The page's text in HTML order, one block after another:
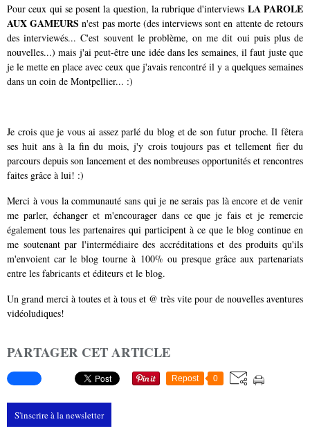
Pour ceux qui se posent la question, la rubrique d'interviews LA PAROLE
AUX GAMEURS n'est pas morte (des interviews sont en attente de retours
des interviewés... C'est souvent le problème, on me dit oui puis plus de
nouvelles...) mais j'ai peut-être une idée dans les semaines, il faut juste que
je le mette en place avec ceux que j'avais rencontré il y a quelques semaines
dans un coin de Montpellier... :)
Je crois que je vous ai assez parlé du blog et de son futur proche. Il fêtera
ses huit ans à la fin du mois, j'y crois toujours pas et tellement fier du
parcours depuis son lancement et des nombreuses opportunités et rencontres
faites grâce à lui! :)
Merci à vous la communauté sans qui je ne serais pas là encore et de venir
me parler, échanger et m'encourager dans ce que je fais et je remercie
également tous les partenaires qui participent à ce que le blog continue en
me soutenant par l'intermédiaire des accréditations et des produits qu'ils
m'envoient car le blog tourne à 100% ou presque grâce aux partenariats
entre les fabricants et éditeurs et le blog.
Un grand merci à toutes et à tous et @ très vite pour de nouvelles aventures
vidéoludiques!
PARTAGER CET ARTICLE
Repost 0
S'inscrire à la newsletter